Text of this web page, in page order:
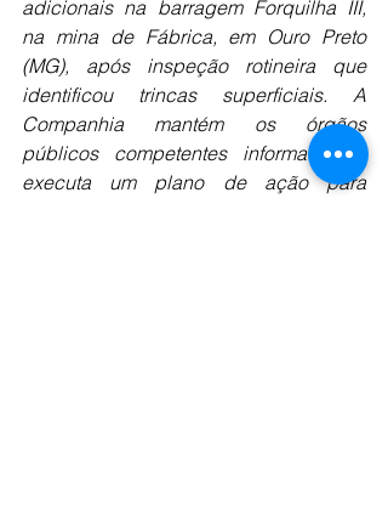
adicionais na barragem Forquilha III,
na mina de Fábrica, em Ouro Preto
(MG), após inspeção rotineira que
identificou trincas superficiais. A
Companhia mantém os órgãos
públicos competentes informados e
executa um plano de ação para